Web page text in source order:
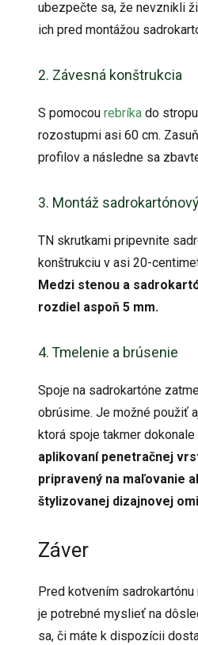
ubezpečte sa, že nevznikli
ich pred montážou
2. Závesná konštrukcia
S pomocou rebríka do
rozostupmi asi 60 cm.
profilov a následne sa
3. Montáž
TN skrutkami pripevnite
konštrukciu v asi 20-
Medzi stenou a
rozdiel aspoň 5 mm.
4. Tmelenie a brúsenie
Spoje na sadrokartóne
obrúsime. Je možné použiť
ktorá spoje takmer dokonale
aplikovaní penetračnej
pripravený na maľovanie
štylizovanej dizajnovej
Záver
Pred kotvením
je potrebné myslieť na
sa, či máte k dispozícii